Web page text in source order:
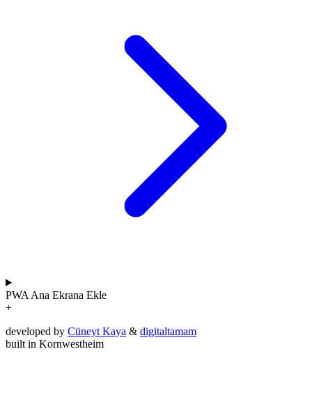
PWA Ana Ekrana Ekle
+
developed by Cüneyt Kaya & digitaltamam
built in Kornwestheim